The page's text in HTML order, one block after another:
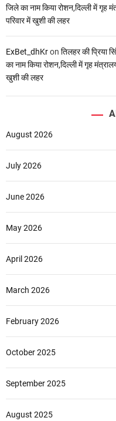
जिले का नाम किया रोशन,दिल्ली में गृह
परिवार में खुशी की लहर
ExBet_dhKron तिलहर की प्रिया
का नाम किया रोशन,दिल्ली में गृह
खुशी की लहर
August 2026
July 2026
June 2026
May 2026
April 2026
March 2026
February 2026
October 2025
September 2025
August 2025